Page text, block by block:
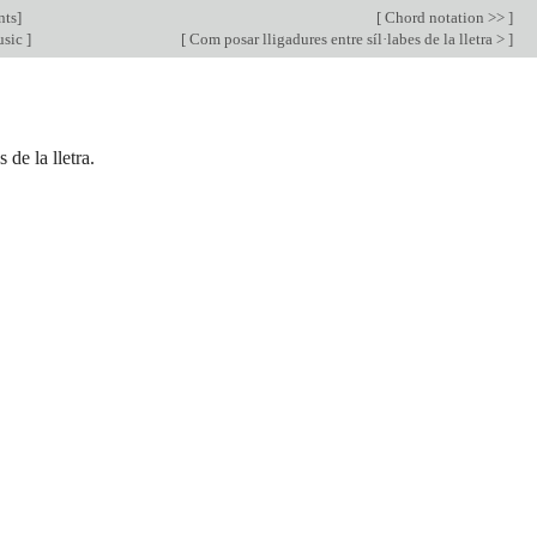
] [ Chord notation >> ]
] [ Com posar lligadures entre síl·labes de la lletra > ]
de la lletra.